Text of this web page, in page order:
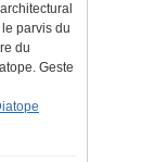
parvis du
du
Geste